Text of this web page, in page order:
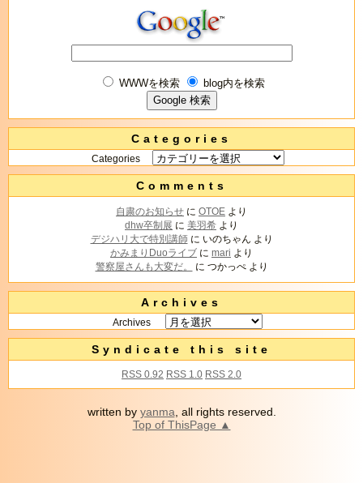
WWWを検索 blog内を検索
Categories
Categories
Comments
自粛のお知らせ に OTOE より
dhw卒制展 に 美羽希 より
デジハリ大で特別講師に いのちゃん より
かみまりDuoライブ に mari より
警察屋さんも大変だ。
に つかっぺより
Archives
Archives
Syndicate this site
RSS 0.92 RSS 1.0 RSS 2.0
written by yanma , all rights reserved.
Top of ThisPage ▲